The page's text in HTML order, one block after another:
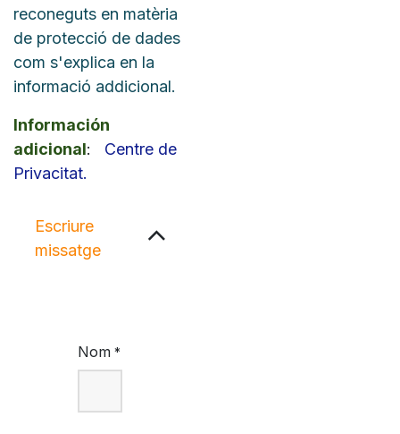
reconeguts en matèria
de protecció de dades
com s'explica en la
informació addicional. ​
Información
adicional: Centre de
Privacitat.
Escriure
missatge
Nom *